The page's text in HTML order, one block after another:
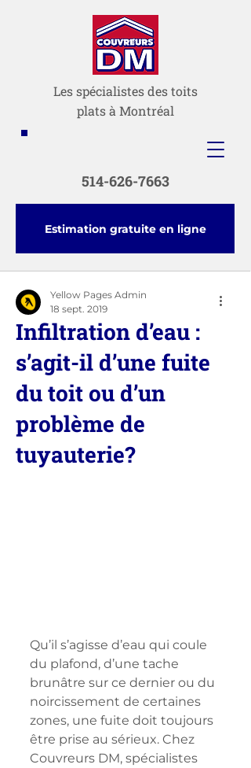
Les spécialistes des toits
plats à Montréal
514-626-7663
Estimation gratuite en ligne
Infiltration d’eau :
s’agit-il d’une fuite
du toit ou d’un
problème de
tuyauterie?
Yellow Pages Admin
18 sept. 2019
Qu’il s’agisse d’eau qui coule
du plafond, d’une tache
brunâtre sur ce dernier ou du
noircissement de certaines
zones, une fuite doit toujours
être prise au sérieux. Chez
Couvreurs DM, spécialistes